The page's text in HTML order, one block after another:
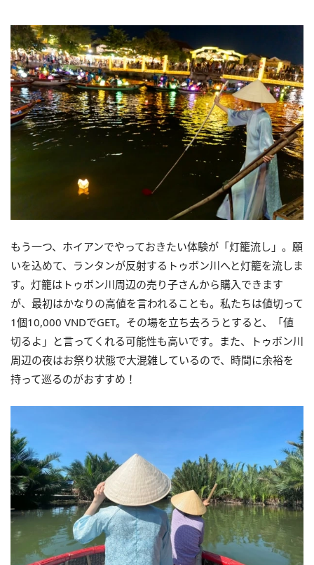
もう一つ、 ホイアンでやっておきたい体験が「灯籠流し」。 願
いを込めて、ランタンが反射するトゥボン川へと灯籠を流しま
す。 灯籠はトゥボン川周辺の売り子さんから購入できます
が、 最初はかなりの高値を言われることも。 私たちは値切って
1個10,000 VND︎でGET。 その場を立ち去ろうとすると、「値
切るよ」 と言ってくれる可能性も高いです。また、
トゥボン川
周辺の夜はお祭り状態で大混雑しているので、 時間に余裕を
持って巡るのがおすすめ！